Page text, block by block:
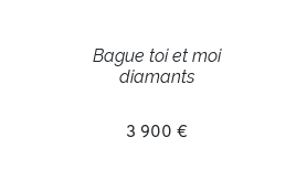
Bague toi et moi
diamants
3 900 €